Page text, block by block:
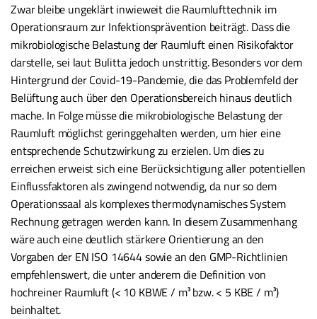
Zwar bleibe ungeklärt inwieweit die Raumlufttechnik im
Operationsraum zur Infektionsprävention beiträgt. Dass die
mikrobiologische Belastung der Raumluft einen Risikofaktor
darstelle, sei laut Bulitta jedoch unstrittig. Besonders vor dem
Hintergrund der Covid-19-Pandemie, die das Problemfeld der
Belüftung auch über den Operationsbereich hinaus deutlich
mache. In Folge müsse die mikrobiologische Belastung der
Raumluft möglichst geringgehalten werden, um hier eine
entsprechende Schutzwirkung zu erzielen. Um dies zu
erreichen erweist sich eine Berücksichtigung aller potentiellen
Einflussfaktoren als zwingend notwendig, da nur so dem
Operationssaal als komplexes thermodynamisches System
Rechnung getragen werden kann. In diesem Zusammenhang
wäre auch eine deutlich stärkere Orientierung an den
Vorgaben der EN ISO 14644 sowie an den GMP-Richtlinien
empfehlenswert, die unter anderem die Definition von
hochreiner Raumluft (< 10 KBWE / m³ bzw. < 5 KBE / m³)
beinhaltet.